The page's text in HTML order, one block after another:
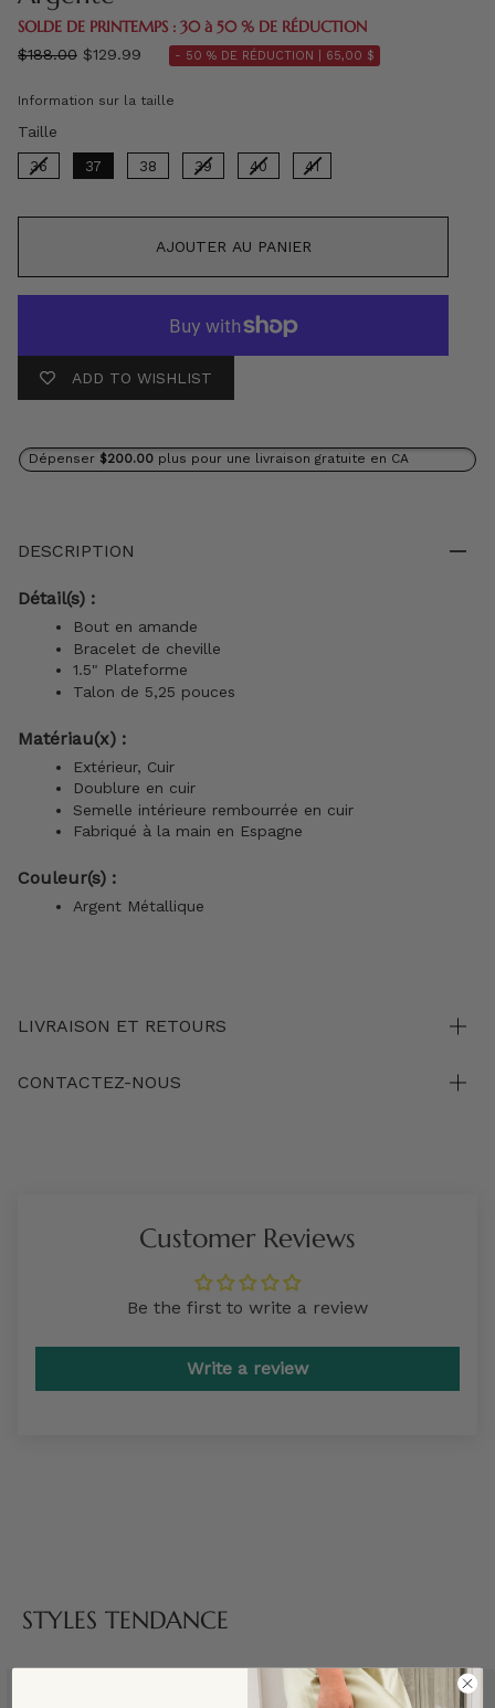
SOLDE DE PRINTEMPS : 30 à 50 % DE RÉDUCTION
régulier
$188.00 $129.99 - 50 % DE RÉDUCTION | 65,00 $
Information sur la taille
Taille
36 37 38 39 40 41
AJOUTER AU PANIER
ADD TO WISHLIST
Dépenser $200.00 plus pour une livraison gratuite en CA
DESCRIPTION
Détail(s) :
Bout en amande
Bracelet de cheville
1.5" Plateforme
Talon de 5,25 pouces
Matériau(x) :
Extérieur, Cuir
Doublure en cuir
Semelle intérieure rembourrée en cuir
Fabriqué à la main en Espagne
Couleur(s) :
Argent Métallique
LIVRAISON ET RETOURS
CONTACTEZ-NOUS
Customer Reviews
Be the first to write a review
Write a review
STYLES TENDANCE